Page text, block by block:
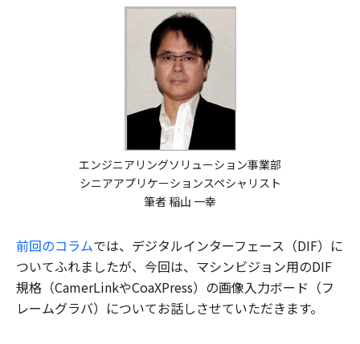
エンジニアリングソリューション事業部
シニアアプリケーションスペシャリスト
筆者 稲山 一幸
前回のコラムでは、デジタルインターフェース（DIF）に
ついてふれましたが、今回は、マシンビジョン用のDIF
規格（CamerLinkやCoaXPress）の画像入力ボード（フ
レームグラバ）についてお話しさせていただきます。